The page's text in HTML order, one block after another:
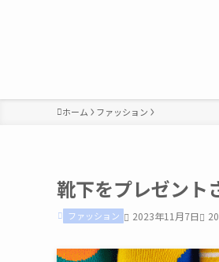
ホーム ファッション
靴下をプレゼント
ファッション 2023年11月7日